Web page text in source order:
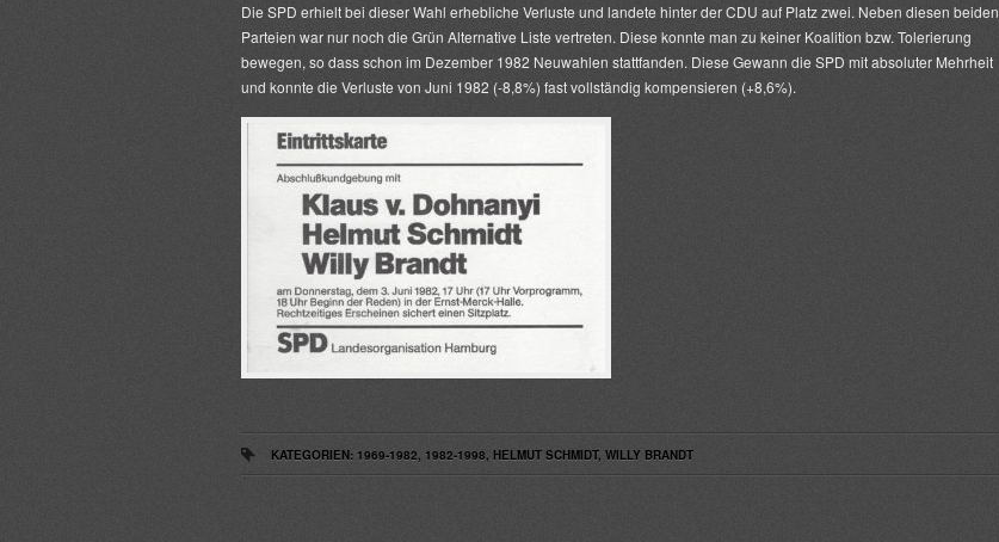
Die SPD erhielt bei dieser Wahl erhebliche Verluste und landete hinter der CDU auf Platz zwei. Neben diesen beiden
Parteien war nur noch die Grün Alternative Liste vertreten. Diese konnte man zu keiner Koalition bzw. Tolerierung
bewegen, so dass schon im Dezember 1982 Neuwahlen stattfanden. Diese Gewann die SPD mit absoluter Mehrheit
und konnte die Verluste von Juni 1982 (-8,8%) fast vollständig kompensieren (+8,6%).
KATEGORIEN: 1969-1982, 1982-1998, HELMUT SCHMIDT, WILLY BRANDT